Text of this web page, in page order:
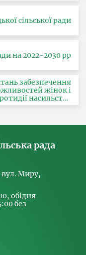
сільської ради
на 2022-2030 рр
забезпечення
жінок і
насильству
заходів,
рада
вул. Миру,
обідня
без